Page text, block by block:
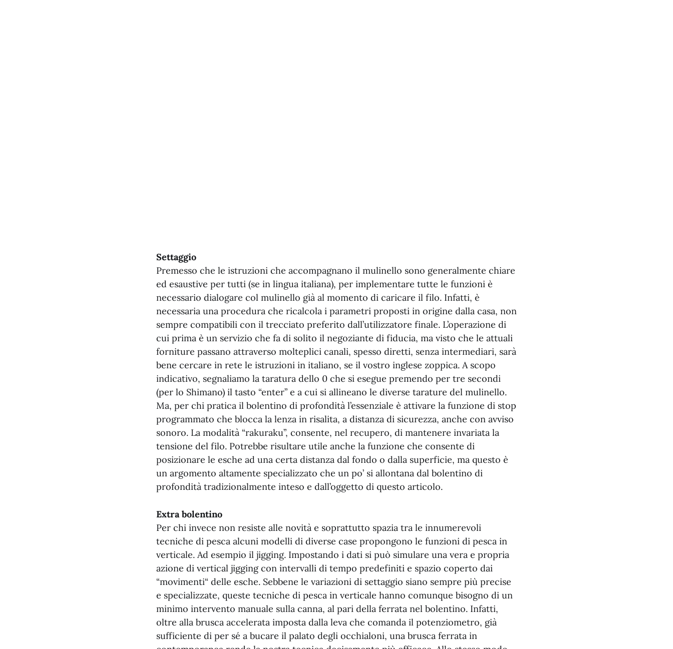
Settaggio
Premesso che le istruzioni che accompagnano il mulinello sono generalmente chiare
ed esaustive per tutti (se in lingua italiana), per implementare tutte le funzioni è
necessario dialogare col mulinello già al momento di caricare il filo. Infatti, è
necessaria una procedura che ricalcola i parametri proposti in origine dalla casa, non
sempre compatibili con il trecciato preferito dall’utilizzatore finale. L’operazione di
cui prima è un servizio che fa di solito il negoziante di fiducia, ma visto che le attuali
forniture passano attraverso molteplici canali, spesso diretti, senza intermediari, sarà
bene cercare in rete le istruzioni in italiano, se il vostro inglese zoppica. A scopo
indicativo, segnaliamo la taratura dello 0 che si esegue premendo per tre secondi
(per lo Shimano) il tasto “enter” e a cui si allineano le diverse tarature del mulinello.
Ma, per chi pratica il bolentino di profondità l’essenziale è attivare la funzione di stop
programmato che blocca la lenza in risalita, a distanza di sicurezza, anche con avviso
sonoro. La modalità “rakuraku”, consente, nel recupero, di mantenere invariata la
tensione del filo. Potrebbe risultare utile anche la funzione che consente di
posizionare le esche ad una certa distanza dal fondo o dalla superficie, ma questo è
un argomento altamente specializzato che un po’ si allontana dal bolentino di
profondità tradizionalmente inteso e dall’oggetto di questo articolo.
Extra bolentino
Per chi invece non resiste alle novità e soprattutto spazia tra le innumerevoli
tecniche di pesca alcuni modelli di diverse case propongono le funzioni di pesca in
verticale. Ad esempio il jigging. Impostando i dati si può simulare una vera e propria
azione di vertical jigging con intervalli di tempo predefiniti e spazio coperto dai
“movimenti“ delle esche. Sebbene le variazioni di settaggio siano sempre più precise
e specializzate, queste tecniche di pesca in verticale hanno comunque bisogno di un
minimo intervento manuale sulla canna, al pari della ferrata nel bolentino. Infatti,
oltre alla brusca accelerata imposta dalla leva che comanda il potenziometro, già
sufficiente di per sé a bucare il palato degli occhialoni, una brusca ferrata in